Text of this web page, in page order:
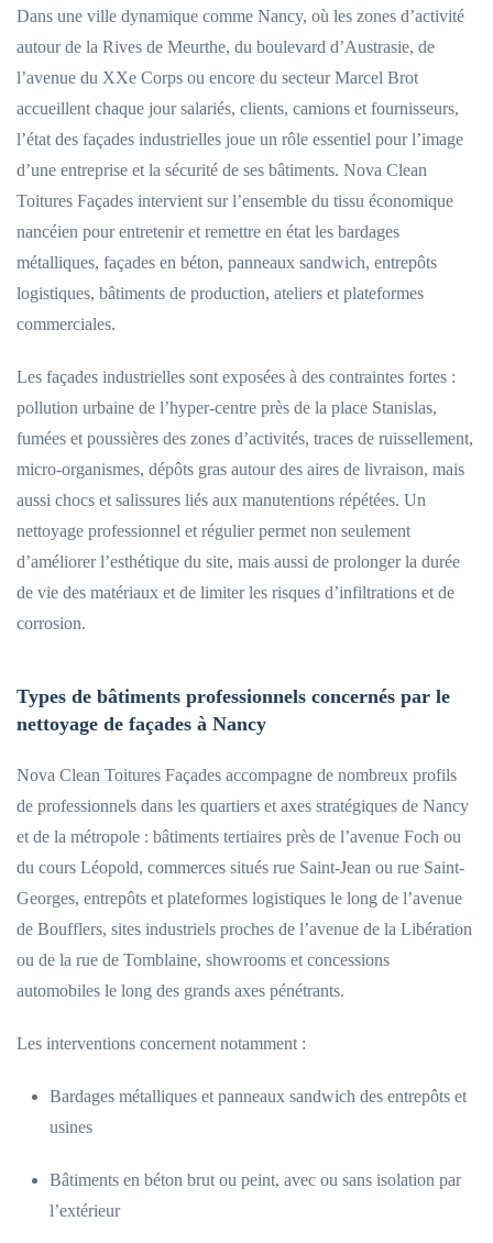
Dans une ville dynamique comme Nancy, où les zones d’activité
autour de la Rives de Meurthe, du boulevard d’Austrasie, de
l’avenue du XXe Corps ou encore du secteur Marcel Brot
accueillent chaque jour salariés, clients, camions et fournisseurs,
l’état des façades industrielles joue un rôle essentiel pour l’image
d’une entreprise et la sécurité de ses bâtiments. Nova Clean
Toitures Façades intervient sur l’ensemble du tissu économique
nancéien pour entretenir et remettre en état les bardages
métalliques, façades en béton, panneaux sandwich, entrepôts
logistiques, bâtiments de production, ateliers et plateformes
commerciales.
Les façades industrielles sont exposées à des contraintes fortes :
pollution urbaine de l’hyper-centre près de la place Stanislas,
fumées et poussières des zones d’activités, traces de ruissellement,
micro-organismes, dépôts gras autour des aires de livraison, mais
aussi chocs et salissures liés aux manutentions répétées. Un
nettoyage professionnel et régulier permet non seulement
d’améliorer l’esthétique du site, mais aussi de prolonger la durée
de vie des matériaux et de limiter les risques d’infiltrations et de
corrosion.
Types de bâtiments professionnels concernés par le
nettoyage de façades à Nancy
Nova Clean Toitures Façades accompagne de nombreux profils
de professionnels dans les quartiers et axes stratégiques de Nancy
et de la métropole : bâtiments tertiaires près de l’avenue Foch ou
du cours Léopold, commerces situés rue Saint-Jean ou rue Saint-
Georges, entrepôts et plateformes logistiques le long de l’avenue
de Boufflers, sites industriels proches de l’avenue de la Libération
ou de la rue de Tomblaine, showrooms et concessions
automobiles le long des grands axes pénétrants.
Les interventions concernent notamment :
Bardages métalliques et panneaux sandwich des entrepôts et
usines
Bâtiments en béton brut ou peint, avec ou sans isolation par
l’extérieur